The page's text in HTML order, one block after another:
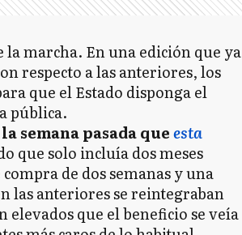
la marcha. En una edición que ya
respecto a las anteriores, los
que el Estado disponga el
pública.
semana pasada queesta
que solo incluía dos meses
de dos semanas y una
las anteriores se reintegraban
elevados que el beneficio se veía